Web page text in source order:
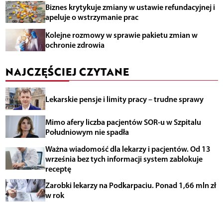
Biznes krytykuje zmiany w ustawie refundacyjnej i
apeluje o wstrzymanie prac
Kolejne rozmowy w sprawie pakietu zmian w
ochronie zdrowia
NAJCZĘŚCIEJ CZYTANE
Lekarskie pensje i limity pracy – trudne sprawy
Mimo afery liczba pacjentów SOR-u w Szpitalu
Południowym nie spadła
Ważna wiadomość dla lekarzy i pacjentów. Od 13
września bez tych informacji system zablokuje
receptę
Zarobki lekarzy na Podkarpaciu. Ponad 1,66 mln zł
w rok